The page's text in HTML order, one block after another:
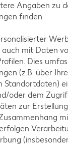
findest du
Angaben zu
finden.
mit Daten
Dies
(z.B. über
Standortdaten)
oder dem
zur